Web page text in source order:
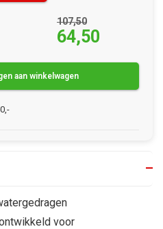
107,50
64,50
aan winkelwagen
voor